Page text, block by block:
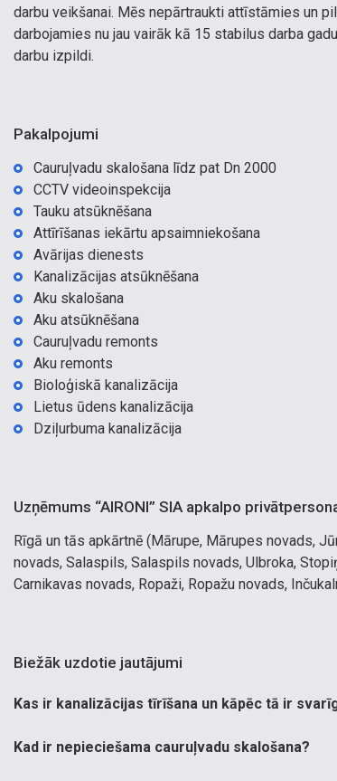
darbu veikšanai. Mēs nepārtraukti attīstāmies un
darbojamies nu jau vairāk kā 15 stabilus darba
darbu izpildi.
Pakalpojumi
Cauruļvadu skalošana līdz pat Dn 2000
CCTV videoinspekcija
Tauku atsūknēšana
Attīrīšanas iekārtu apsaimniekošana
Avārijas dienests
Kanalizācijas atsūknēšana
Aku skalošana
Aku atsūknēšana
Cauruļvadu remonts
Aku remonts
Bioloģiskā kanalizācija
Lietus ūdens kanalizācija
Dziļurbuma kanalizācija
Uzņēmums “AIRONI” SIA apkalpo
Rīgā un tās apkārtnē (Mārupe, Mārupes novads,
novads, Salaspils, Salaspils novads, Ulbroka,
Carnikavas novads, Ropaži, Ropažu novads,
Biežāk uzdotie jautājumi
Kas ir kanalizācijas tīrīšana un kāpēc tā ir
Kad ir nepieciešama cauruļvadu skalošana?